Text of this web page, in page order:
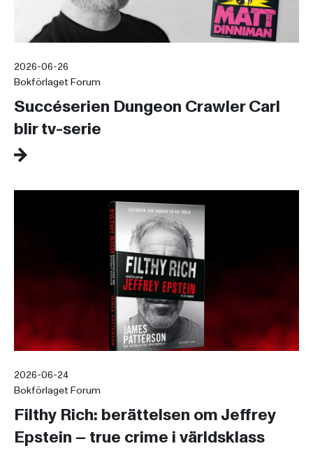
2026-06-26
Bokförlaget Forum
Succéserien Dungeon Crawler Carl
blir tv-serie
2026-06-24
Bokförlaget Forum
Filthy Rich: berättelsen om Jeffrey
Epstein – true crime i världsklass